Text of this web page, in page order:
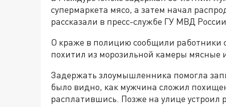
супермаркета мясо, а затем начал
рассказали в пресс-службе ГУ МВД
О краже в полицию сообщили работники
похитил из морозильной камеры мясные
Задержать злоумышленника помогла
было видно, как мужчина сложил
расплатившись. Позже на улице устроил